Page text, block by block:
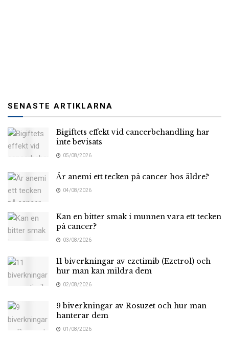
SENASTE ARTIKLARNA
Bigiftets effekt vid cancerbehandling har
inte bevisats
05/08/2026
Är anemi ett tecken på cancer hos äldre?
04/08/2026
Kan en bitter smak i munnen vara ett tecken
på cancer?
03/08/2026
11 biverkningar av ezetimib (Ezetrol) och
hur man kan mildra dem
02/08/2026
9 biverkningar av Rosuzet och hur man
hanterar dem
01/08/2026